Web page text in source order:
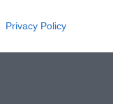
Privacy Policy